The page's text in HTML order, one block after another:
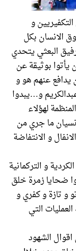
و
الانسان بكل
البعثي يتحدي
بوثيقة عن
عنهم هو و
و…يبدوا
لهؤلاء
ما جري من
و الانتفاضة
و التركمانية
ضحايا زمرة خلق
و تازة و كفري و
التي
الشهود